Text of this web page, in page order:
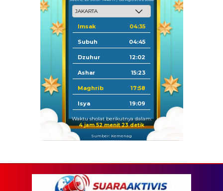
Imsak 04:35
Subuh 04:45
Dzuhur 12:02
Ashar 15:23
Maghrib 17:58
Isya 19:09
Waktu sholat berikutnya dalam:
4 jam 52 menit 21 detik
Sumber: Kemenag